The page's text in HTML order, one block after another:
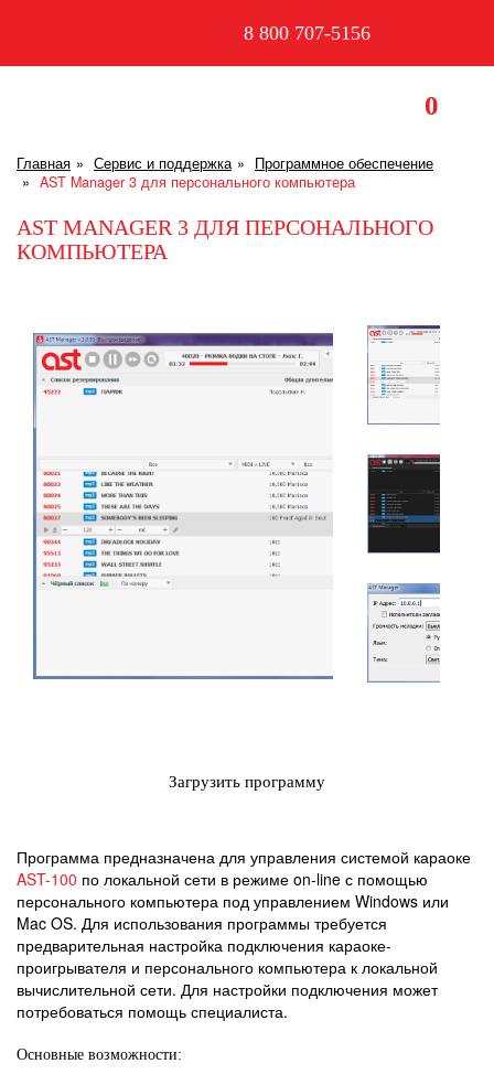
8 800 707-5156
0
Главная Сервис и поддержка
Программное обеспечение
AST Manager 3 для персонального компьютера
AST MANAGER 3 ДЛЯ ПЕРСОНАЛЬНОГО
КОМПЬЮТЕРА
Загрузить программу
Программа предназначена для управления системой караоке
AST-100 по локальной сети в режиме on-line с помощью
персонального компьютера под управлением Windows или
Mac OS. Для использования программы требуется
предварительная настройка подключения караоке-
проигрывателя и персонального компьютера к локальной
вычислительной сети. Для настройки подключения может
потребоваться помощь специалиста.
Основные возможности: